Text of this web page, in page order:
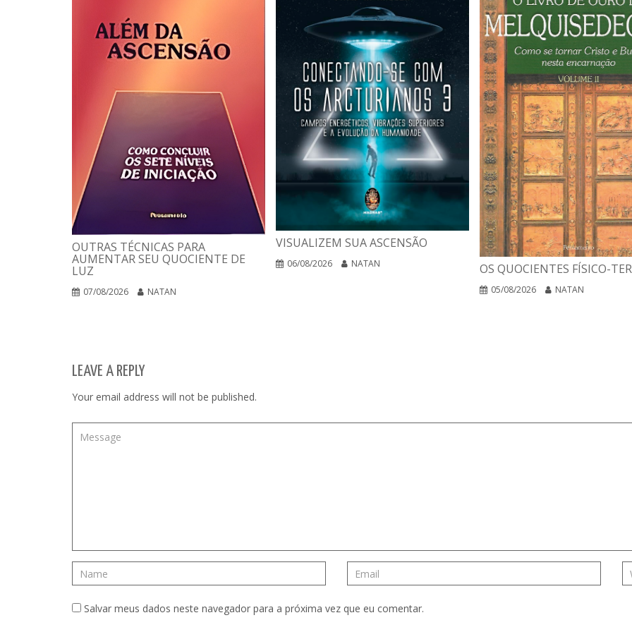
OUTRAS TÉCNICAS PARA
AUMENTAR SEU QUOCIENTE DE
LUZ
07/08/2026 NATAN
VISUALIZEM SUA ASCENSÃO
06/08/2026 NATAN OS QUOCIENTES FÍSICO-
05/08/2026 NATAN
LEAVE A REPLY
Your email address will not be published.
Salvar meus dados neste navegador para a próxima vez que eu comentar.